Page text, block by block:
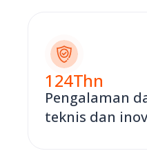
124Thn
Pengalaman
teknis dan